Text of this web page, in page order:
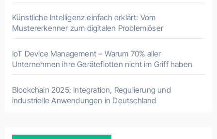
Künstliche Intelligenz einfach erklärt: Vom
Mustererkenner zum digitalen Problemlöser
IoT Device Management – Warum 70% aller
Unternehmen ihre Geräteflotten nicht im Griff haben
Blockchain 2025: Integration, Regulierung und
industrielle Anwendungen in Deutschland